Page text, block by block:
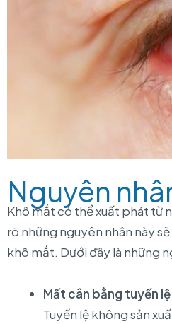
Nguyên
Khô mắt có thể xuất phát từ
rõ những nguyên nhân này
khô mắt. Dưới đây là những
Mất cân bằng tuyến lệ
Tuyến lệ không sản